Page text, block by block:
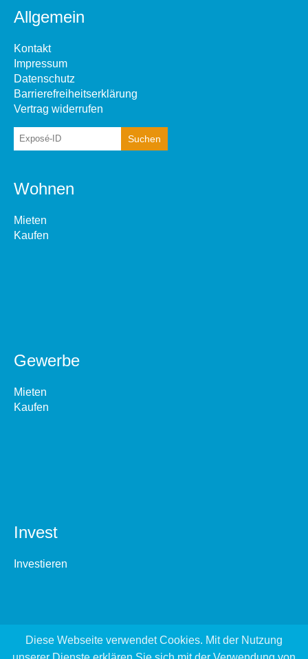
Allgemein
Kontakt
Impressum
Datenschutz
Barrierefreiheitserklärung
Vertrag widerrufen
Wohnen
Mieten
Kaufen
Gewerbe
Mieten
Kaufen
Invest
Investieren
Diese Webseite verwendet Cookies. Mit der Nutzung